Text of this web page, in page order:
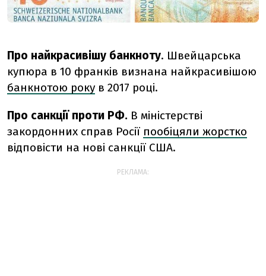
Про найкрасивішу банкноту. Швейцарська
купюра в 10 франків визнана найкрасивішою
банкнотою року в 2017 році.
Про санкції проти РФ. В міністерстві
закордонних справ Росії пообіцяли жорстко
відповісти на нові санкції США.
РЕКЛАМА: